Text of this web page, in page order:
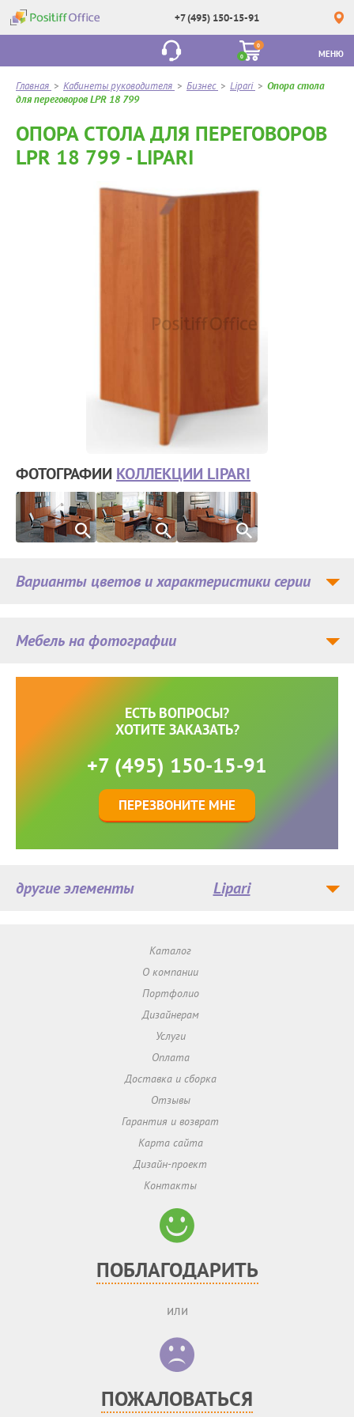
+7 (495) 150-15-91
0
0
МЕНЮ
Главная > Кабинеты руководителя > Бизнес > Lipari > Опора стола
для переговоров LPR 18 799
ОПОРА СТОЛА ДЛЯ ПЕРЕГОВОРОВ
LPR 18 799 - LIPARI
ФОТОГРАФИИ КОЛЛЕКЦИИ LIPARI
Мебель на фотографии
Варианты цветов и характеристики серии
ЕСТЬ ВОПРОСЫ?
ХОТИТЕ ЗАКАЗАТЬ?
+7 (495) 150-15-91
ПЕРЕЗВОНИТЕ МНЕ
другие элементы Lipari
Каталог
О компании
Портфолио
Дизайнерам
Услуги
Оплата
Доставка и сборка
Отзывы
Гарантия и возврат
Карта сайта
Дизайн-проект
Контакты
ПОБЛАГОДАРИТЬ
или
ПОЖАЛОВАТЬСЯ